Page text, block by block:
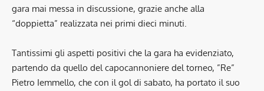
gara mai messa in discussione, grazie anche alla
“doppietta” realizzata nei primi dieci minuti.
Tantissimi gli aspetti positivi che la gara ha evidenziato,
partendo da quello del capocannoniere del torneo, ”Re”
Pietro Iemmello, che con il gol di sabato, ha portato il suo